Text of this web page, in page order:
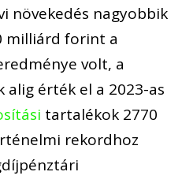
növekedés nagyobbik
milliárd forint a
volt, a
érték el a 2023-as
tartalékok 2770
rekordhoz